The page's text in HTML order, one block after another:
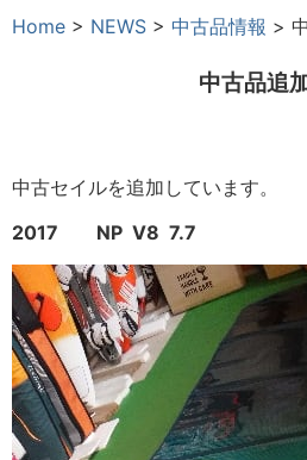
Home > NEWS > 中古品情報 >
中古品追加
中古セイルを追加しています。
2017 NP V8 7.7